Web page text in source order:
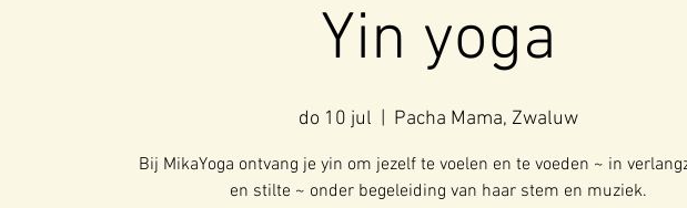
Yin yoga
do 10 jul Pacha Mama, Zwaluw
Bij MikaYoga ontvang je yin om jezelf te voelen en te voeden ~ in
en stilte ~ onder begeleiding van haar stem en muziek.